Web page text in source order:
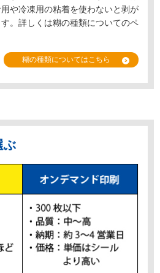
や冷凍用の粘着を使わないと剥が
。詳しくは糊の種類についてのペ
糊の種類についてはこちら
ぶ